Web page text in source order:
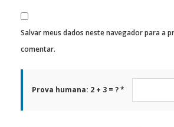
Salvar meus dados neste navegador para a
comentar.
Prova humana: 2 + 3 = ? *